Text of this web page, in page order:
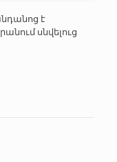
է
սնվելուց